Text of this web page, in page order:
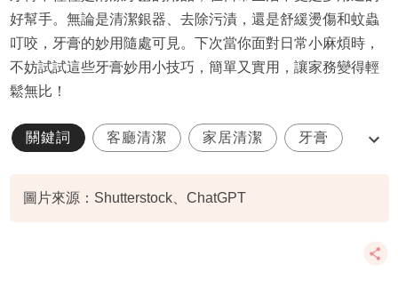
好幫手。無論是清潔銀器、去除污漬，還是舒緩燙傷和蚊蟲
叮咬，牙膏的妙用隨處可見。下次當你面對日常小麻煩時，
不妨試試這些牙膏妙用小技巧，簡單又實用，讓家務變得輕
鬆無比！
關鍵詞 客廳清潔 家居清潔 牙膏
圖片來源：Shutterstock、ChatGPT